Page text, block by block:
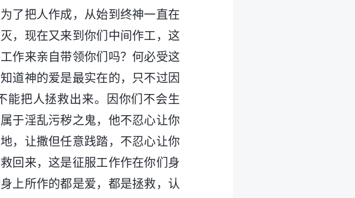
了把人作成，从始到终神一直在
，现在又来到你们中间作工，这
作来亲自带领你们吗？何必受这
道神的爱是最实在的，只不过因
能把人拯救出来。因你们不会生
于淫乱污秽之鬼，他不忍心让你
，让撒但任意践踏，不忍心让你
回来，这是征服工作作在你们身
上所作的都是爱，都是拯救，认